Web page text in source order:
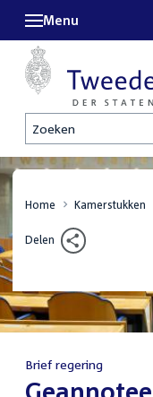
Zoeken
Menu
Home Kamerstukken
Delen
Brief regering
: